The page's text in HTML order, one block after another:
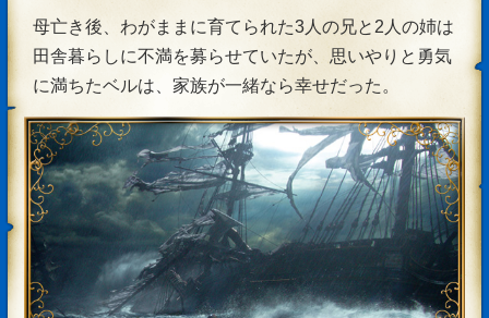
母亡き後、わがままに育てられた3人の兄と2人の姉は
田舎暮らしに不満を募らせていたが、思いやりと勇気
に満ちたベルは、家族が一緒なら幸せだった。